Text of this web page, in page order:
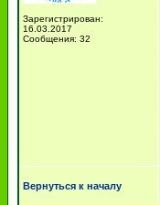
Зарегистрирован:
16.03.2017
Сообщения: 32
Вернуться к началу